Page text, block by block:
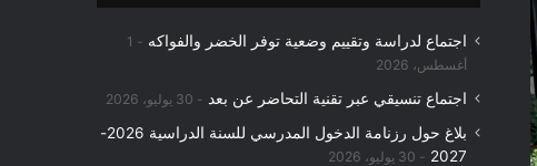
اجتماع لدراسة وتقييم وضعية توفر الخضر والفواكه
1
أغسطس، 2026
اجتماع تنسيقي عبر تقنية التحاضر عن بعد 30 يوليو، 2026
بلاغ حول رزنامة الدخول المدرسي للسنة الدراسية 2026-
2027
30 يوليو، 2026